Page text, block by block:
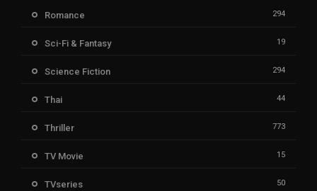
Romance 294
Sci-Fi & Fantasy 19
Science Fiction 294
Thai 44
Thriller 773
TV Movie 15
TVseries 50